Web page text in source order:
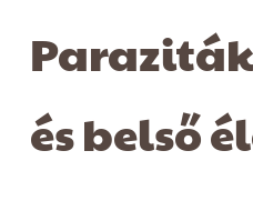
és belső